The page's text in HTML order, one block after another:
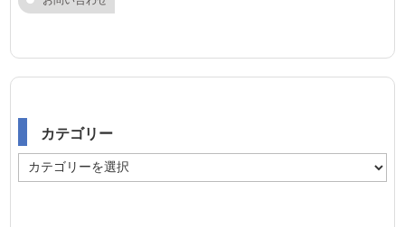
カテゴリー
テ